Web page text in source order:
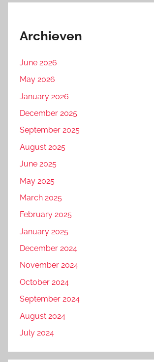
Archieven
June 2026
May 2026
January 2026
December 2025
September 2025
August 2025
June 2025
May 2025
March 2025
February 2025
January 2025
December 2024
November 2024
October 2024
September 2024
August 2024
July 2024